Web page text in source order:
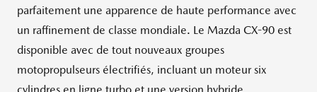
parfaitement une apparence de haute performance avec
un raffinement de classe mondiale. Le Mazda CX-90 est
disponible avec de tout nouveaux groupes
motopropulseurs électrifiés, incluant un moteur six